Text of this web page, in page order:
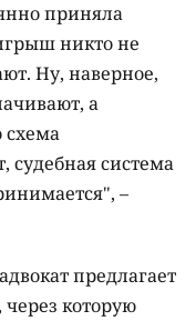
приняла
никто не
Ну, наверное,
а
схема
судебная система
–
предлагает
которую